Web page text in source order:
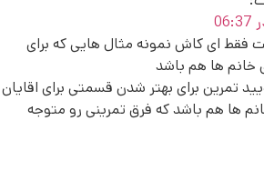
فقط ای کاش نمونه مثال هایی که برای
خانم ها هم باشد
تمرین برای بهتر شدن قسمتی برای اقایان
ها هم باشد که فرق تمرینی رو متوجه